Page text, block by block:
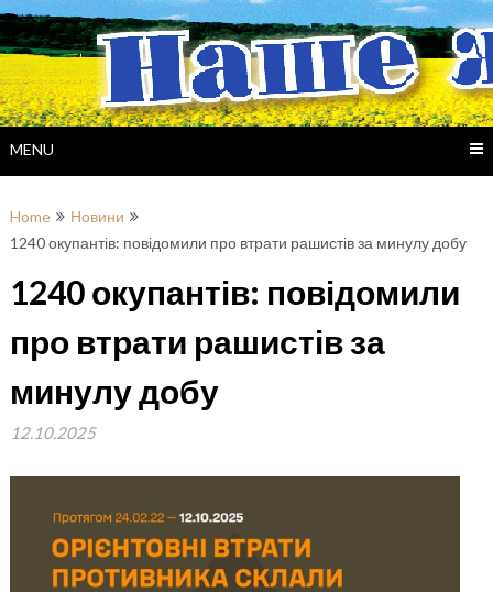
Skip
to
content
MENU
Home
Новини
1240 окупантів: повідомили про втрати рашистів за минулу добу
1240 окупантів: повідомили
про втрати рашистів за
минулу добу
12.10.2025